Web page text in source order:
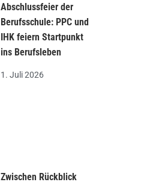
Abschlussfeier der
Berufsschule: PPC und
IHK feiern Startpunkt
ins Berufsleben
1. Juli 2026
Zwischen Rückblick